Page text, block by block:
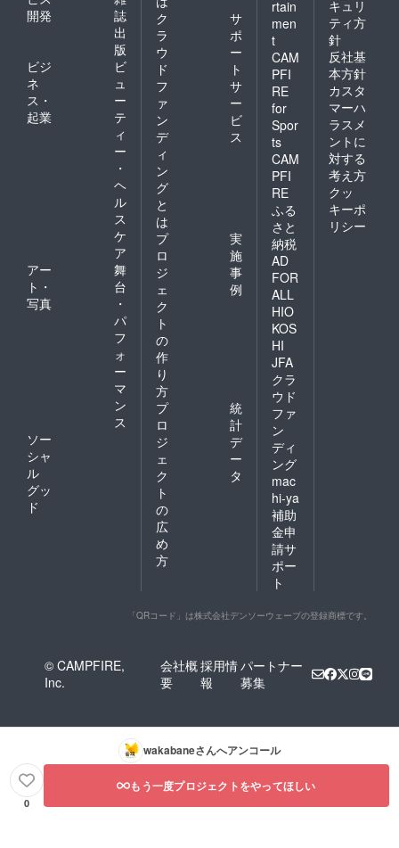
開発
誌
出
版
ビジ
ネ
ス・
起業
ビ
ュ
ー
テ
ィ
ー
・
ヘ
ル
ス
ケ
ア
アー
ト・
写真
舞
台
・
パ
フ
ォ
ー
マ
ン
ス
ソー
シャ
ル
グッ
ド
ク
ラ
ウ
ド
フ
ァ
ン
デ
ィ
ン
グ
と
は
サ
ポ
ー
ト
サ
ー
ビ
ス
プ
ロ
ジ
ェ
ク
ト
の
作
り
方
実
施
事
例
プ
ロ
ジ
ェ
ク
ト
の
広
め
方
統
計
デ
ー
タ
rtain
men
t
CAM
PFI
RE
for
Spor
ts
CAM
PFI
RE
ふる
さと
納税
AD
FOR
ALL
HIO
KOS
HI
JFA
クラ
ウド
ファ
ン
ディ
ング
mac
hi-ya
補助
金申
請サ
ポー
ト
キュリ
ティ方
針
反社基
本方針
カスタ
マーハ
ラスメ
ントに
対する
考え方
クッ
キーポ
リシー
「QRコード」は株式会社デンソーウェーブの登録商標です。
© CAMPFIRE,
Inc.
会社概
要
採用情
報
パートナー
募集
wakabaneさんへアンコール
0
もう一度プロジェクトをやってほしい